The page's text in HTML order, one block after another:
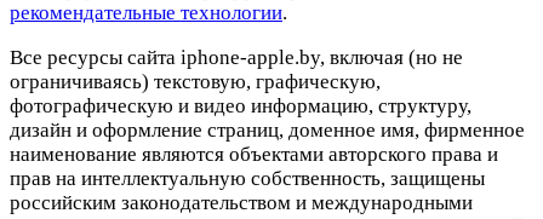
рекомендательные технологии.
Все ресурсы сайта iphone-apple.by, включая (но не
ограничиваясь) текстовую, графическую,
фотографическую и видео информацию, структуру,
дизайн и оформление страниц, доменное имя, фирменное
наименование являются объектами авторского права и
прав на интеллектуальную собственность, защищены
российским законодательством и международными